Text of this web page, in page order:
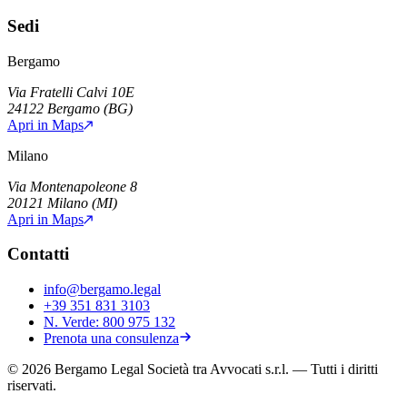
Sedi
Bergamo
Via Fratelli Calvi 10E
24122 Bergamo (BG)
Apri in Maps
Milano
Via Montenapoleone 8
20121 Milano (MI)
Apri in Maps
Contatti
info@bergamo.legal
+39 351 831 3103
N. Verde: 800 975 132
Prenota una consulenza
© 2026 Bergamo Legal Società tra Avvocati s.r.l. — Tutti i diritti
riservati.